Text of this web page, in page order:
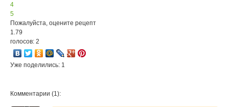
4
5
Пожалуйста, оцените рецепт
1.79
голосов: 2
Уже поделились: 1
Комментарии (1):